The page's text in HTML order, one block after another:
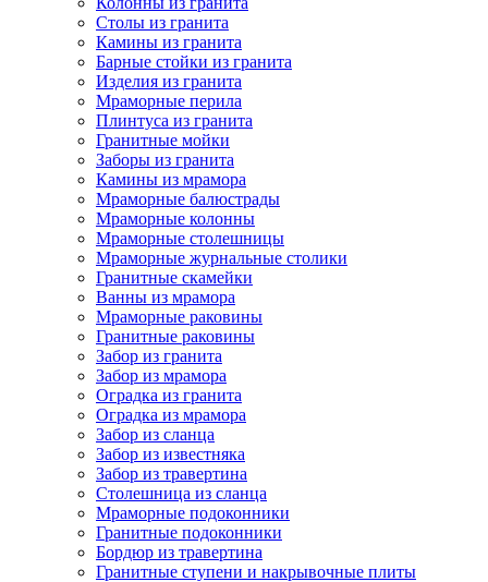
Столы из гранита
Камины из гранита
Барные стойки из гранита
Изделия из гранита
Мраморные перила
Плинтуса из гранита
Гранитные мойки
Заборы из гранита
Камины из мрамора
Мраморные балюстрады
Мраморные колонны
Мраморные столешницы
Мраморные журнальные столики
Гранитные скамейки
Ванны из мрамора
Мраморные раковины
Гранитные раковины
Забор из гранита
Забор из мрамора
Оградка из гранита
Оградка из мрамора
Забор из сланца
Забор из известняка
Забор из травертина
Столешница из сланца
Мраморные подоконники
Гранитные подоконники
Бордюр из травертина
Гранитные ступени и накрывочные плиты